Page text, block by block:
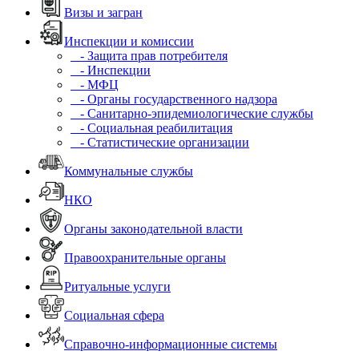
Визы и загран
Инспекции и комиссии
- Защита прав потребителя
- Инспекции
- МФЦ
- Органы государственного надзора
- Санитарно-эпидемиологические службы
- Социальная реабилитация
- Статистические организации
Коммунальные службы
НКО
Органы законодательной власти
Правоохранительные органы
Ритуальные услуги
Социальная сфера
Справочно-информационные системы